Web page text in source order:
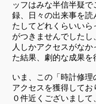
ッフはみな半信半疑
録、日々の出来事を
たしてどれくらいい
がつきませんでした
人しかアクセスがな
た結果、劇的な成果を
いま、この「時計修
アクセスを獲得してお
０件近くございまし